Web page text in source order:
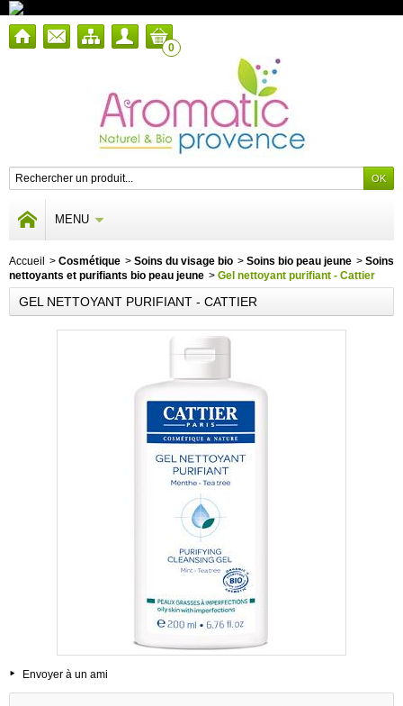
0
MENU
Accueil > Cosmétique > Soins du visage bio > Soins bio peau jeune > Soins
nettoyants et purifiants bio peau jeune > Gel nettoyant purifiant - Cattier
GEL NETTOYANT PURIFIANT - CATTIER
Envoyer à un ami